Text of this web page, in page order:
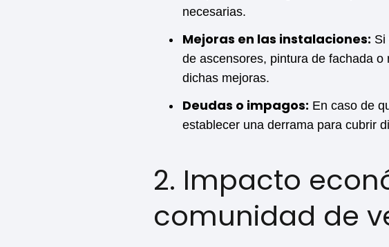
necesarias.
Mejoras en las instalaciones: Si
de ascensores, pintura de fachada
dichas mejoras.
Deudas o impagos: En caso de
establecer una derrama para cubrir
2. Impacto
comunidad de